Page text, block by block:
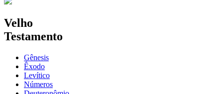
Velho
Testamento
Gênesis
Êxodo
Levítico
Números